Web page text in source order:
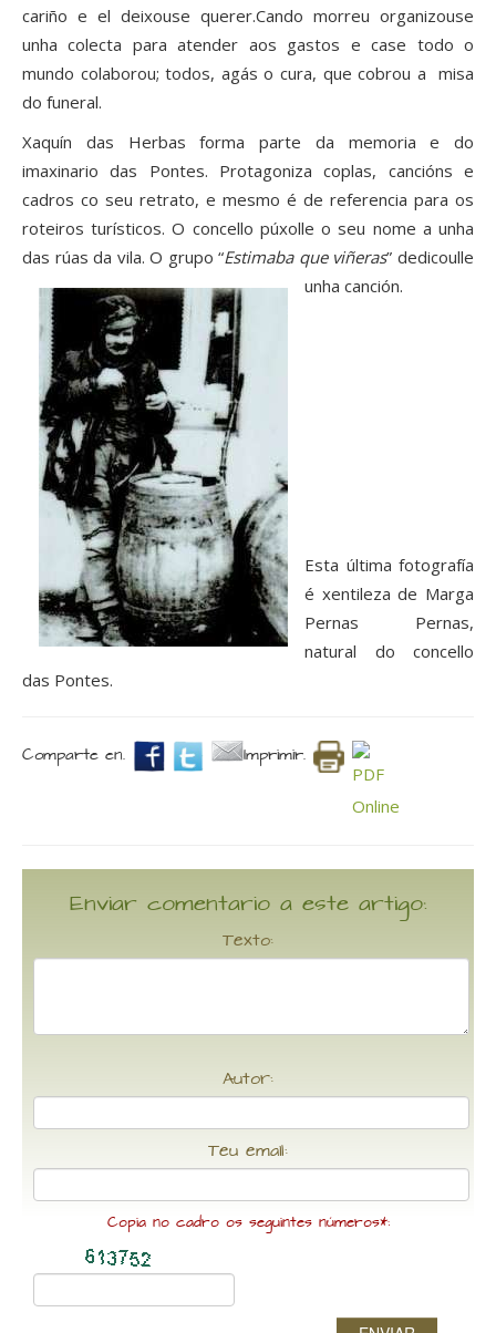
cariño e el deixouse querer.Cando morreu organizouse
unha colecta para atender aos gastos e case todo o
mundo colaborou; todos, agás o cura, que cobrou a misa
do funeral.
Xaquín das Herbas forma parte da memoria e do
imaxinario das Pontes. Protagoniza coplas, cancións e
cadros co seu retrato, e mesmo é de referencia para os
roteiros turísticos. O concello púxolle o seu nome a unha
das rúas da vila. O grupo “Estimaba que viñeras” dedicoulle
unha canción.
Esta última fotografía
é xentileza de Marga
Pernas Pernas,
natural do concello
das Pontes.
Comparte en. Imprimir.
Enviar comentario a este artigo:
Texto:
Autor:
Teu email:
Copia no cadro os seguintes números*: